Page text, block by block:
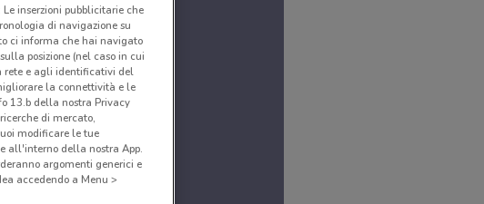
inserzioni pubblicitarie che
di navigazione su
ci informa che hai navigato
posizione (nel caso in cui
rete e agli identificativi del
la connettività e le
13.b della nostra Privacy
di mercato,
modificare le tue
all'interno della nostra App.
argomenti generici e
accedendo a Menu >